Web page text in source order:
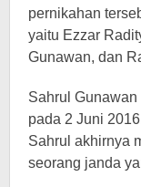
pernikahan
yaitu Ezzar
Gunawan, dan
Sahrul
pada 2 Juni
Sahrul akhirnya
seorang janda